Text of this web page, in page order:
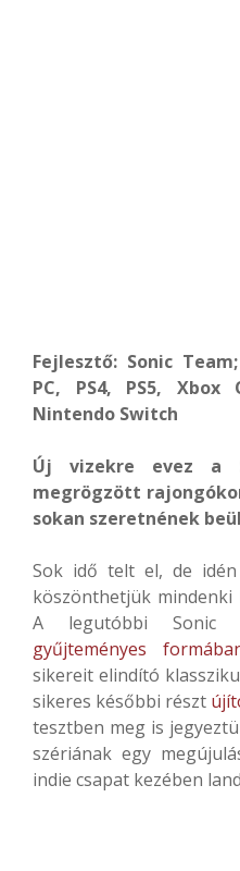
Fejlesztő: Sonic
PC, PS4, PS5, Xbox
Nintendo Switch
Új vizekre evez a
megrögzött
sokan szeretnének
Sok idő telt el, de
köszönthetjük mindenki
A legutóbbi Sonic
gyűjteményes
sikereit elindító
sikeres későbbi részt
tesztben meg is
szériának egy
indie csapat kezében